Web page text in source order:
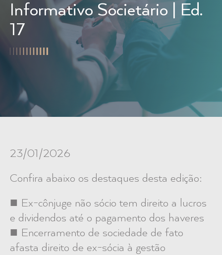
Informativo Societário | Ed.
17
23/01/2026
Confira abaixo os destaques desta edição:
■ Ex-cônjuge não sócio tem direito a lucros
e dividendos até o pagamento dos haveres
■ Encerramento de sociedade de fato
afasta direito de ex-sócia à gestão